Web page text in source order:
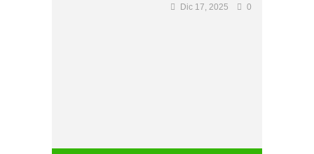
Dic 17, 2025 0